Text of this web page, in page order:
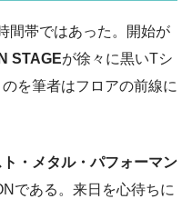
間帯ではあった。開始が
STAGEが徐々に黒いTシ
を筆者はフロアの前線に
・メタル・パフォーマン
である。来日を心待ちに